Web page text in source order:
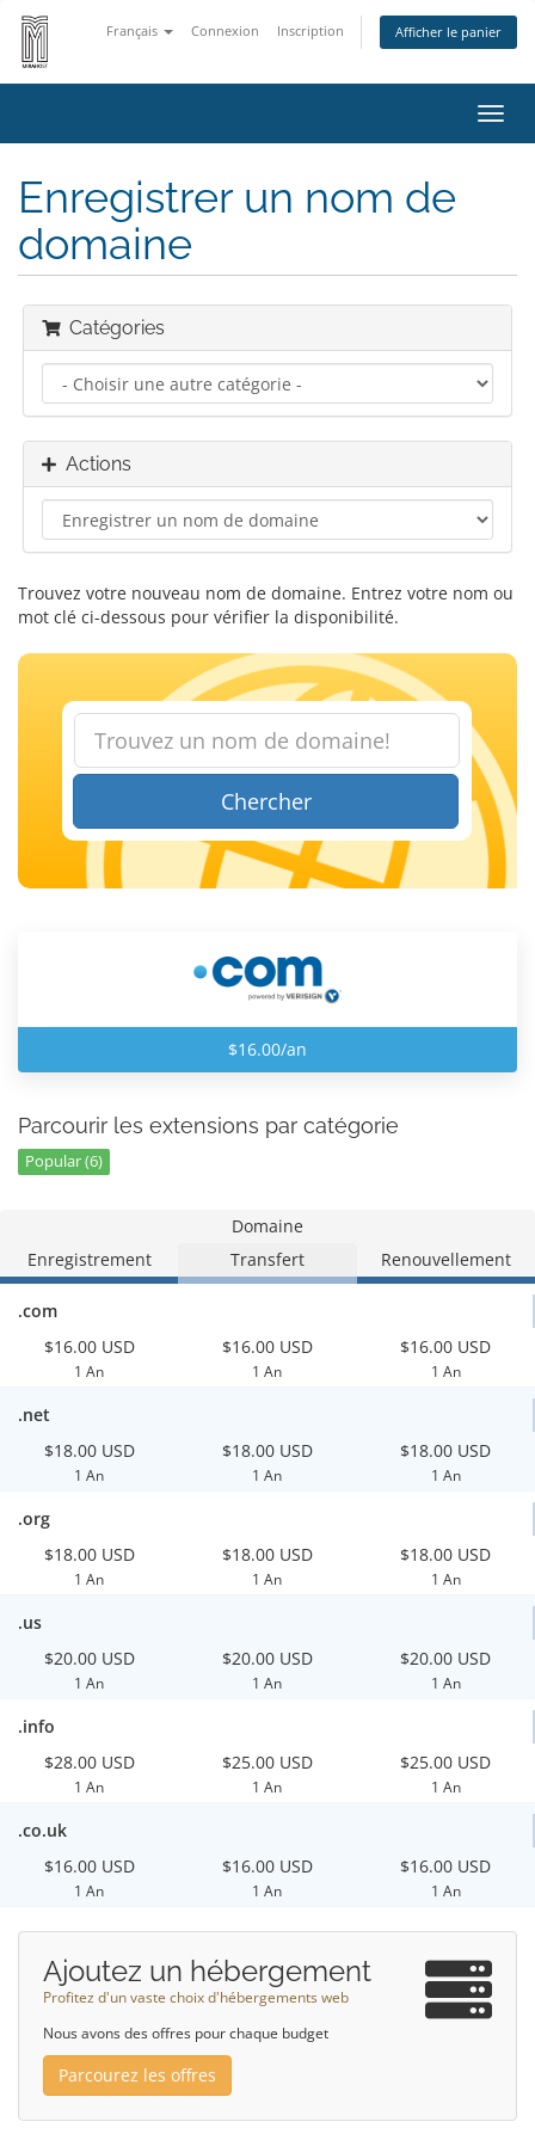
Français Connexion Inscription Afficher le panier
la
Enregistrer un nom de
domaine
Catégories
Actions
Trouvez votre nouveau nom de domaine. Entrez votre nom ou
mot clé ci-dessous pour vérifier la disponibilité.
Chercher
$16.00/an
Parcourir les extensions par catégorie
Popular (6)
Domaine
Enregistrement
Transfert Renouvellement
.com
$16.00 USD
1 An
$16.00 USD
1 An
$16.00 USD
1 An
.net
$18.00 USD
1 An
$18.00 USD
1 An
$18.00 USD
1 An
.org
$18.00 USD
1 An
$18.00 USD
1 An
$18.00 USD
1 An
.us
$20.00 USD
1 An
$20.00 USD
1 An
$20.00 USD
1 An
.info
$28.00 USD
1 An
$25.00 USD
1 An
$25.00 USD
1 An
.co.uk
$16.00 USD
1 An
$16.00 USD
1 An
$16.00 USD
1 An
Ajoutez un hébergement
Profitez d'un vaste choix d'hébergements web
Nous avons des offres pour chaque budget
Parcourez les offres